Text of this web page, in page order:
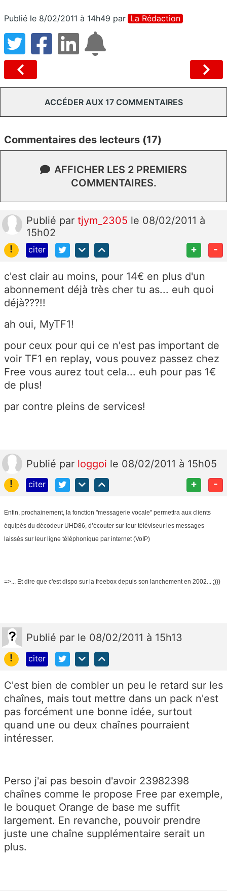
Publié le 8/02/2011 à 14h49 par La Rédaction
ACCÉDER AUX 17 COMMENTAIRES
Commentaires des lecteurs (17)
AFFICHER LES 2 PREMIERS
COMMENTAIRES.
Publié par tjym_2305 le 08/02/2011 à
15h02
!
citer + -
c'est clair au moins, pour 14€ en plus d'un
abonnement déjà très cher tu as... euh quoi
déjà???!!
ah oui, MyTF1!
pour ceux pour qui ce n'est pas important de
voir TF1 en replay, vous pouvez passez chez
Free vous aurez tout cela... euh pour pas 1€
de plus!
par contre pleins de services!
Publié par loggoi le 08/02/2011 à 15h05
!
citer + -
Enfin, prochainement, la fonction "messagerie vocale" permettra aux clients
équipés du décodeur UHD86, d’écouter sur leur téléviseur les messages
laissés sur leur ligne téléphonique par internet (VoIP)
=>... Et dire que c'est dispo sur la freebox depuis son lanchement en 2002... ;)))
Publié par le 08/02/2011 à 15h13
!
citer
C'est bien de combler un peu le retard sur les
chaînes, mais tout mettre dans un pack n'est
pas forcément une bonne idée, surtout
quand une ou deux chaînes pourraient
intéresser.
Perso j'ai pas besoin d'avoir 23982398
chaînes comme le propose Free par exemple,
le bouquet Orange de base me suffit
largement. En revanche, pouvoir prendre
juste une chaîne supplémentaire serait un
plus.